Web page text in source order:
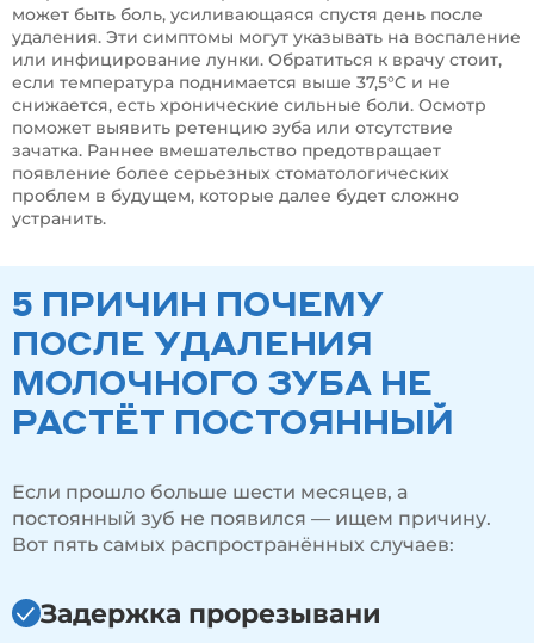
может быть боль, усиливающаяся спустя день после
удаления. Эти симптомы могут указывать на воспаление
или инфицирование лунки. Обратиться к врачу стоит,
если температура поднимается выше 37,5°C и не
снижается, есть хронические сильные боли. Осмотр
поможет выявить ретенцию зуба или отсутствие
зачатка. Раннее вмешательство предотвращает
появление более серьезных стоматологических
проблем в будущем, которые далее будет сложно
устранить.
5 ПРИЧИН ПОЧЕМУ
ПОСЛЕ УДАЛЕНИЯ
МОЛОЧНОГО ЗУБА НЕ
РАСТЁТ ПОСТОЯННЫЙ
Если прошло больше шести месяцев, а
постоянный зуб не появился — ищем причину.
Вот пять самых распространённых случаев:
Задержка прорезывани